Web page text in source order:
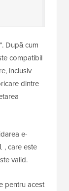
După cum
compatibil
inclusiv
dintre
e-
, care este
valid.
pentru acest